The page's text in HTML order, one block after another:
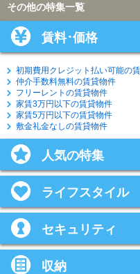
その他の特集一覧
賃料･価格
初期費用クレジット払い可能の
仲介手数料無料の賃貸物件
フリーレントの賃貸物件
家賃3万円以下の賃貸物件
家賃5万円以下の賃貸物件
敷金礼金なしの賃貸物件
人気の特集
ライフスタイル
セキュリティ
収納